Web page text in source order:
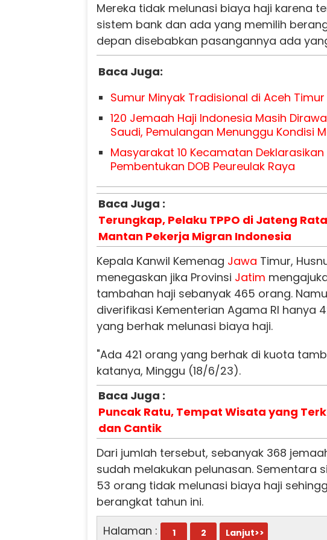
Mereka tidak melunasi biaya haji karena
sistem bank dan ada yang memilih
depan disebabkan pasangannya ada
Baca Juga:
Sumur Minyak Tradisional di Aceh
120 Jemaah Haji Indonesia Masih
Saudi, Pemulangan Menunggu Kondisi
Masyarakat 10 Kecamatan Deklarasikan
Pembentukan DOB Peureulak Raya
Baca Juga :
Terungkap, Pelaku TPPO di Jateng
Mantan Pekerja Migran Indonesia
Kepala Kanwil Kemenag Jawa Timur,
menegaskan jika Provinsi Jatim
tambahan haji sebanyak 465 orang.
diverifikasi Kementerian Agama RI hanya
yang berhak melunasi biaya haji.
"Ada 421 orang yang berhak di kuota
katanya, Minggu (18/6/23).
Baca Juga :
Puncak Ratu, Tempat Wisata yang
dan Cantik
Dari jumlah tersebut, sebanyak 368
sudah melakukan pelunasan. Sementara
53 orang tidak melunasi biaya haji
berangkat tahun ini.
Halaman :
1 2 Lanjut>>